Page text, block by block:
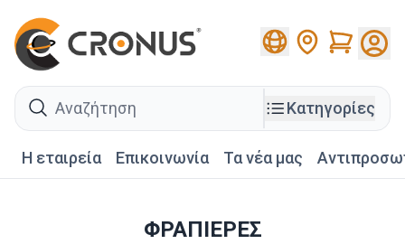
Cart
search
Κατηγορίες
Η εταιρεία Επικοινωνία Τα νέα μας
ΦΡΑΠΙΕΡΕΣ